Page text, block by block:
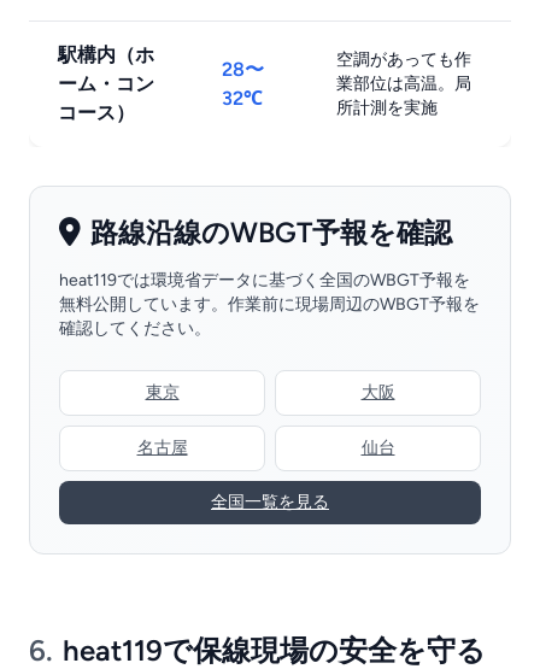
駅構内（ホ
ーム・コン
コース）
28〜
32℃
空調があっても作
業部位は高温。局
所計測を実施
路線沿線のWBGT予報を確認
heat119では環境省データに基づく全国のWBGT予報を
無料公開しています。作業前に現場周辺のWBGT予報を
確認してください。
東京 大阪
名古屋 仙台
全国一覧を見る
6. heat119で保線現場の安全を守る